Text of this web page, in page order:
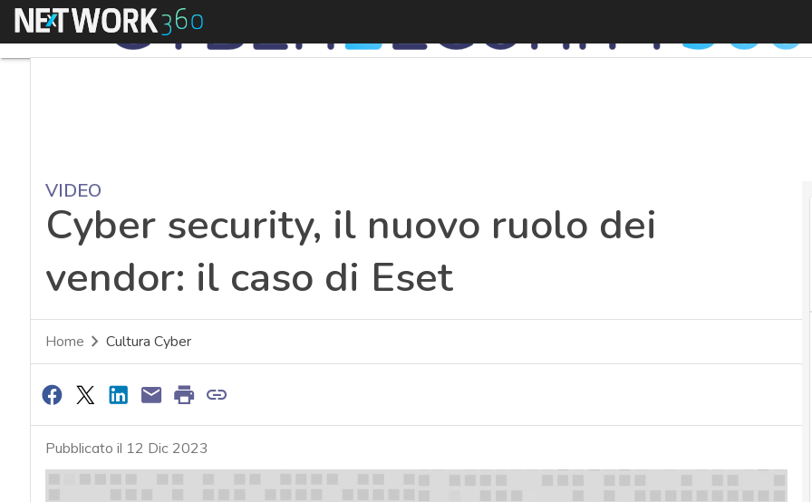
Menu
VIDEO
Cyber security, il nuovo ruolo dei
vendor: il caso di Eset
Home Cultura Cyber
Pubblicato il 12 Dic 2023